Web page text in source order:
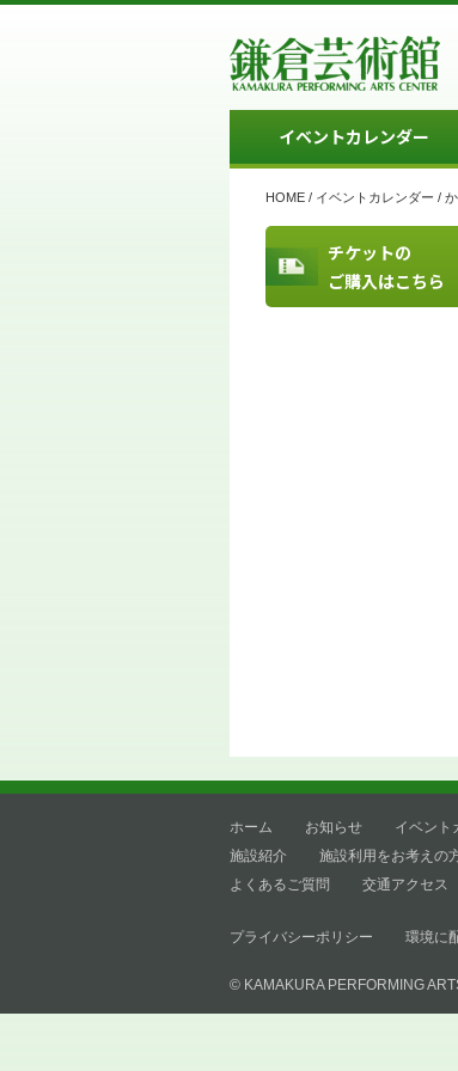
イベントカレンダー
HOME / イベントカレンダー /
チケットの
ご購入はこちら
ホーム お知らせ イベント
施設紹介
施設利用をお考えの
よくあるご質問
交通アクセス
プライバシーポリシー 環境に
© KAMAKURA PERFORMING